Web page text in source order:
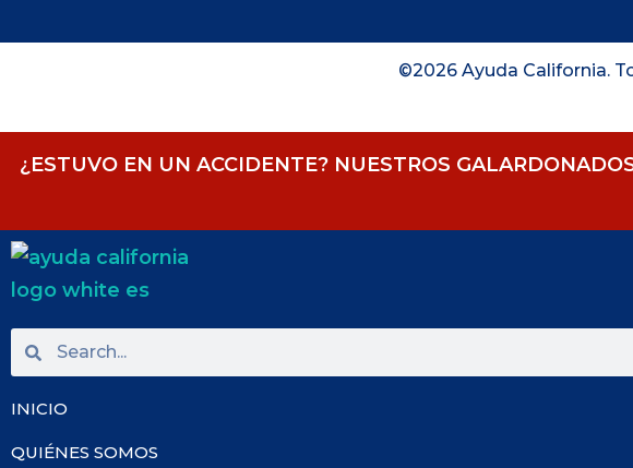
©2026 Ayuda California.
¿ESTUVO EN UN ACCIDENTE? NUESTROS
INICIO
QUIÉNES SOMOS